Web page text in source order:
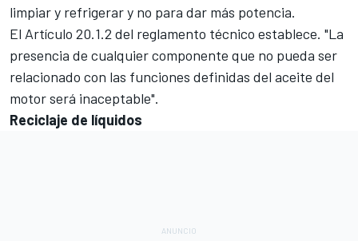
limpiar y refrigerar y no para dar más potencia.
El Artículo 20.1.2 del reglamento técnico establece. "La
presencia de cualquier componente que no pueda ser
relacionado con las funciones definidas del aceite del
motor será inaceptable".
Reciclaje de líquidos